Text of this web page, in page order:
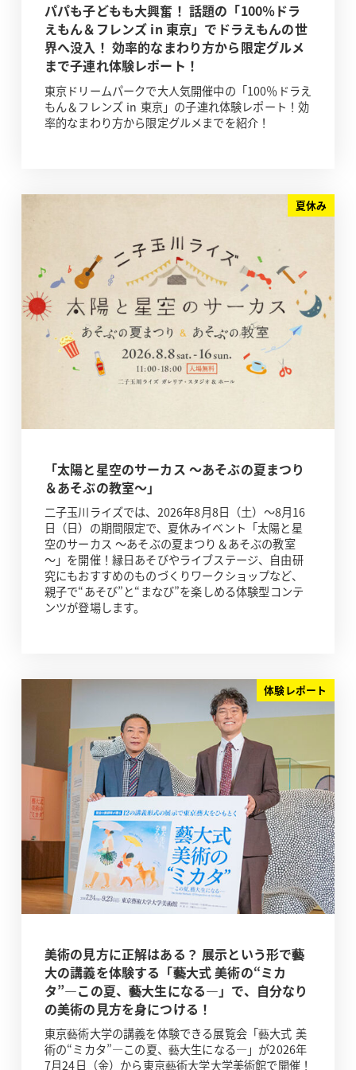
パパも子どもも大興奮！ 話題の「100％ドラ
えもん＆フレンズ in 東京」でドラえもんの世
界へ没入！ 効率的なまわり方から限定グルメ
まで子連れ体験レポート！
東京ドリームパークで大人気開催中の「100％ドラえ
もん＆フレンズ in 東京」の子連れ体験レポート！効
率的なまわり方から限定グルメまでを紹介！
夏休み
「太陽と星空のサーカス ～あそぶの夏まつり
＆あそぶの教室～」
二子玉川ライズでは、2026年8月8日（土）～8月16
日（日）の期間限定で、夏休みイベント「太陽と星
空のサーカス ～あそぶの夏まつり＆あそぶの教室
～」を開催！縁日あそびやライブステージ、自由研
究にもおすすめのものづくりワークショップなど、
親子で“あそび”と“まなび”を楽しめる体験型コンテ
ンツが登場します。
体験レポート
美術の見方に正解はある？ 展示という形で藝
大の講義を体験する「藝大式 美術の“ミカ
タ”―この夏、藝大生になる―」で、自分なり
の美術の見方を身につける！
東京藝術大学の講義を体験できる展覧会「藝大式 美
術の“ミカタ”―この夏、藝大生になる―」が2026年
7月24日（金）から東京藝術大学大学美術館で開催！